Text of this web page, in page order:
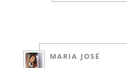
MARIA JOSÉ